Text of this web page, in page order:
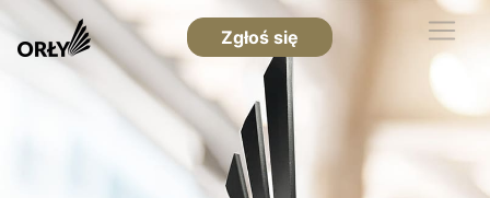
Zgłoś się